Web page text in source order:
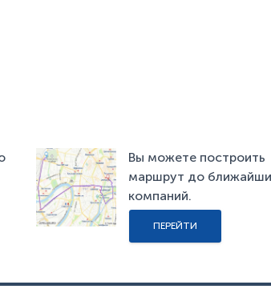
Вы можете построить
маршрут до
компаний.
ПЕРЕЙТИ